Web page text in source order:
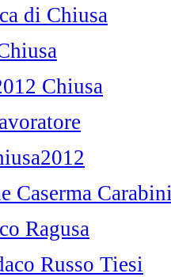
di Chiusa
Chiusa
Caserma
Ragusa
Russo Tiesi